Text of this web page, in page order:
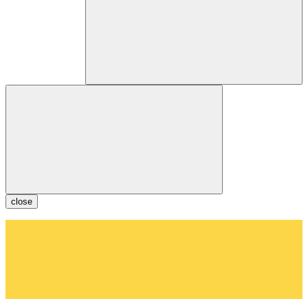
close